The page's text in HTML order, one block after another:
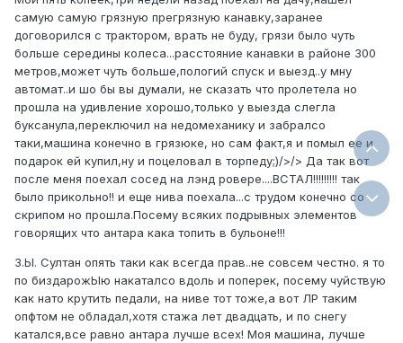
самую самую грязную прегрязную канавку,заранее
договорился с трактором, врать не буду, грязи было чуть
больше середины колеса...расстояние канавки в районе 300
метров,может чуть больше,пологий спуск и выезд..у мну
автомат..и шо бы вы думали, не сказать что пролетела но
прошла на удивление хорошо,только у выезда слегла
буксанула,переключил на недомеханику и забралсо
таки,машина конечно в грязюке, но сам факт,я и помыл ее и
подарок ей купил,ну и поцеловал в торпеду;)/>/> Да так вот
после меня поехал сосед на лэнд ровере....ВСТАЛ!!!!!!!!! так
было прикольно!! и еще нива поехала...с трудом конечно со
скрипом но прошла.Посему всяких подрывных элементов
говорящих что антара кака топить в бульоне!!!
З.Ы. Султан опять таки как всегда прав..не совсем честно. я то
по биздарожЫю накаталсо вдоль и поперек, посему чуйствую
как нато крутить педали, на ниве тот тоже,а вот ЛР таким
опфтом не обладал,хотя стажа лет двадцать, и по снегу
катался,все равно антара лучше всех! Моя машина, лучше